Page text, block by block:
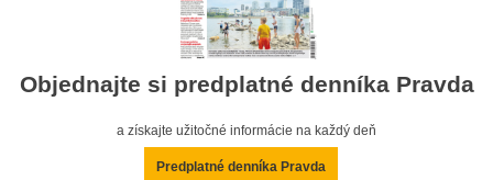
Objednajte si predplatné denníka Pravda
a získajte užitočné informácie na každý deň
Predplatné denníka Pravda